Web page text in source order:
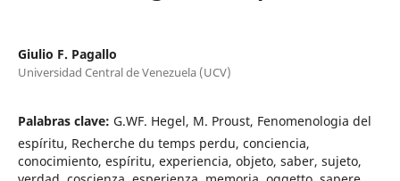
Giulio F. Pagallo
Universidad Central de Venezuela (UCV)
Palabras clave: G.WF. Hegel, M. Proust, Fenomenologia del
espíritu, Recherche du temps perdu, conciencia,
conocimiento, espíritu, experiencia, objeto, saber, sujeto,